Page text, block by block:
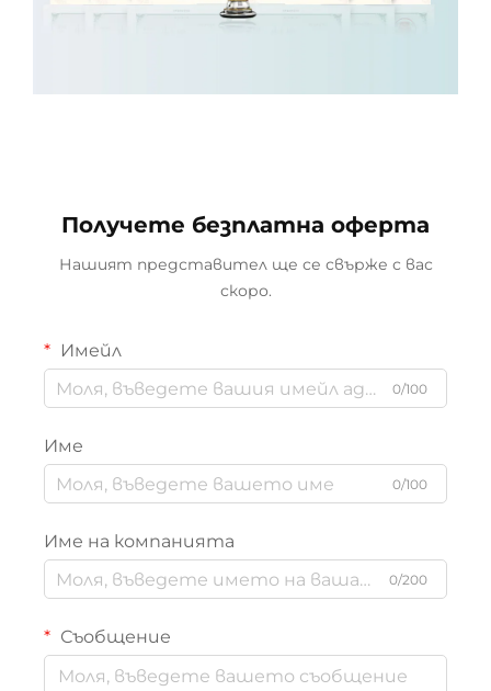
Получете безплатна оферта
Нашият представител ще се свърже с вас
скоро.
Имейл
0/100
Име
0/100
Име на компанията
0/200
Съобщение